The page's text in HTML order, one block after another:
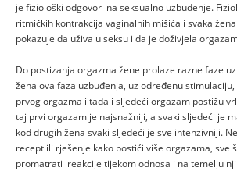
je fiziološki odgovor na seksualno uzbuđenje.
ritmičkih kontrakcija vaginalnih mišića i svaka
pokazuje da uživa u seksu i da je doživjela
Do postizanja orgazma žene prolaze razne faze
žena ova faza uzbuđenja, uz određenu
prvog orgazma i tada i sljedeći orgazam postižu
taj prvi orgazam je najsnažniji, a svaki sljedeći je
kod drugih žena svaki sljedeći je sve intenzivniji.
recept ili rješenje kako postići više orgazama, sve
promatrati reakcije tijekom odnosa i na temelju